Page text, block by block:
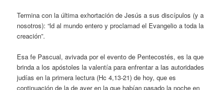
Termina con la última exhortación de Jesús a sus discípulos (y a
nosotros): “ld al mundo entero y proclamad el Evangelio a toda la
creación”.
Esa fe Pascual, avivada por el evento de Pentecostés, es la que
brinda a los apóstoles la valentía para enfrentar a las autoridades
judías en la primera lectura (Hc 4,13-21) de hoy, que es
continuación de la de ayer en la que habían pasado la noche en